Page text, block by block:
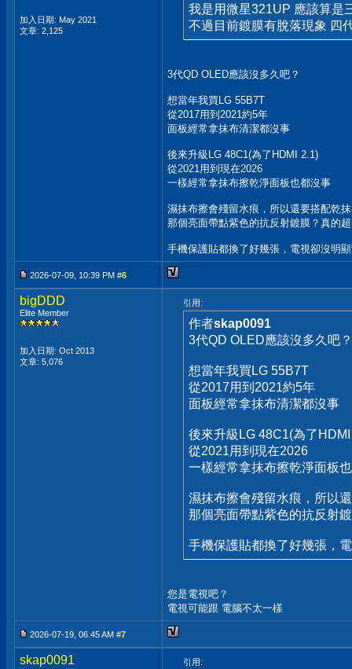
加入日期: May 2021
文章: 2,125
我是用微星321UP 應該算是
不過目前鍍膜有脫落現象 四
3代QD OLED應該沒多久吧？
想當年我買LG 55B7T
從2017用到2021約5年
面板經常拿抹布清潔都沒事
後來升級LG 48C1(為了HDMI 2.1)
從2021用到現在2026
一樣經常拿抹布擦乾淨面板也都沒事
濕抹布擦會殘留水痕，所以還要搭配乾
那個亮面帶點紫色的抗反射鍍膜？真的
手機保護貼都換了好幾張，電視卻沒明
2026-07-09, 10:39 PM #6
bigDDD
Elite Member
加入日期: Oct 2013
文章: 5,076
引用:
作者skap0091
3代QD OLED應該沒多久吧？
想當年我買LG 55B7T
從2017用到2021約5年
面板經常拿抹布清潔都沒事
後來升級LG 48C1(為了
從2021用到現在2026
一樣經常拿抹布擦乾淨面板
濕抹布擦會殘留水痕，所以
那個亮面帶點紫色的抗反射
手機保護貼都換了好幾張，
您是電視吧？
電視可能跟 電腦不太一樣
2026-07-19, 06:45 AM #7
skap0091 引用: